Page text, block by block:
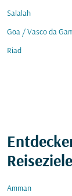
Salalah
Goa / Vasco da
Riad
Amman